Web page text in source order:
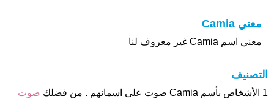
معني Camia
معني اسم Camia غير معروف لنا
التصنيف
1 الأشخاص بأسم Camia صوت على اسمائهم . من فضلك
صوت